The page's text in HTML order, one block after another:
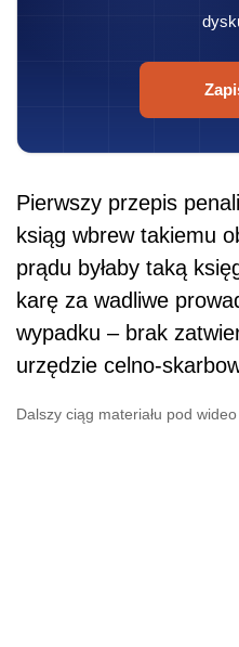
Pierwszy przepis
ksiąg wbrew takiemu
prądu byłaby taką
karę za wadliwe
wypadku – brak
urzędzie celno-
Dalszy ciąg materiału pod wideo